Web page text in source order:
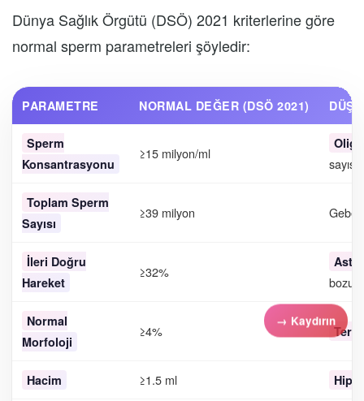
Dünya Sağlık Örgütü (DSÖ) 2021 kriterlerine göre
normal sperm parametreleri şöyledir:
PARAMETRE NORMAL DEĞER (DSÖ 2021)
Sperm
Konsantrasyonu
≥15 milyon/ml
sayısı)
Toplam Sperm
Sayısı
≥39 milyon
İleri Doğru
Hareket
≥32%
Normal
Morfoloji
≥4%
Hacim ≥1.5 ml